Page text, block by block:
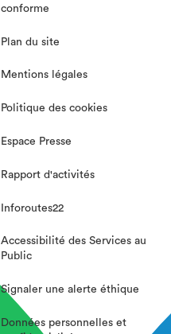
conforme
Plan du site
Mentions légales
Politique des cookies
Espace Presse
Rapport d'activités
Inforoutes22
Accessibilité des Services au
Public
Signaler une alerte éthique
Données personnelles et